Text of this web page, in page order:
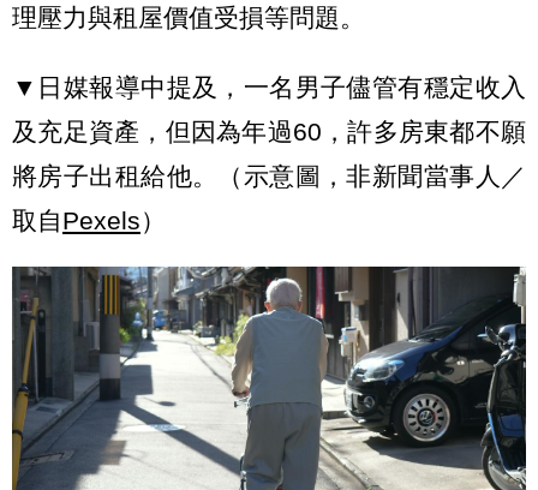
理壓力與租屋價值受損等問題。
▼日媒報導中提及，一名男子儘管有穩定收入
及充足資產，但因為年過60，許多房東都不願
將房子出租給他。（示意圖，非新聞當事人／
取自Pexels）